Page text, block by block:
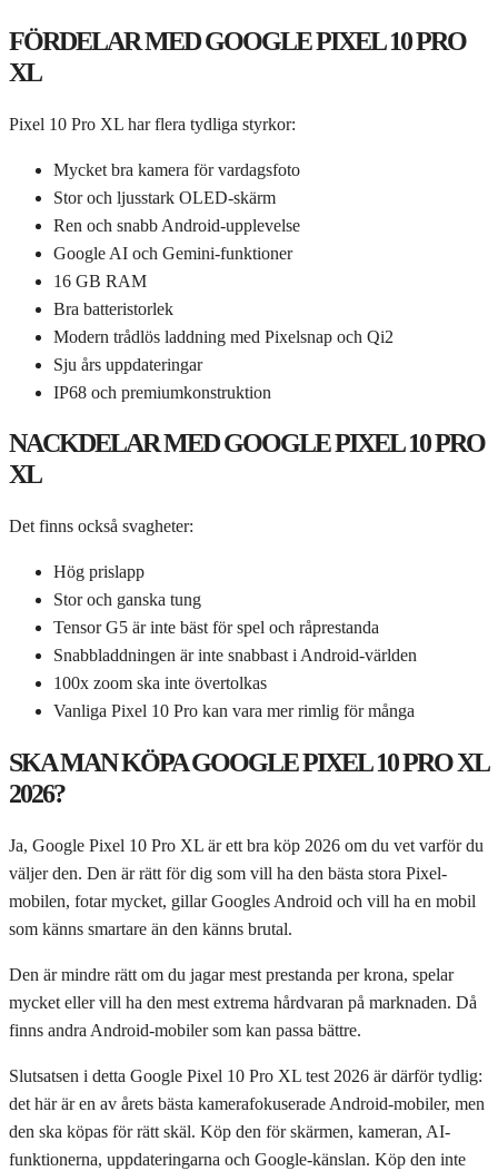
FÖRDELAR MED GOOGLE PIXEL 10 PRO
XL
Pixel 10 Pro XL har flera tydliga styrkor:
Mycket bra kamera för vardagsfoto
Stor och ljusstark OLED-skärm
Ren och snabb Android-upplevelse
Google AI och Gemini-funktioner
16 GB RAM
Bra batteristorlek
Modern trådlös laddning med Pixelsnap och Qi2
Sju års uppdateringar
IP68 och premiumkonstruktion
NACKDELAR MED GOOGLE PIXEL 10 PRO
XL
Det finns också svagheter:
Hög prislapp
Stor och ganska tung
Tensor G5 är inte bäst för spel och råprestanda
Snabbladdningen är inte snabbast i Android-världen
100x zoom ska inte övertolkas
Vanliga Pixel 10 Pro kan vara mer rimlig för många
SKA MAN KÖPA GOOGLE PIXEL 10 PRO XL
2026?
Ja, Google Pixel 10 Pro XL är ett bra köp 2026 om du vet varför du
väljer den. Den är rätt för dig som vill ha den bästa stora Pixel-
mobilen, fotar mycket, gillar Googles Android och vill ha en mobil
som känns smartare än den känns brutal.
Den är mindre rätt om du jagar mest prestanda per krona, spelar
mycket eller vill ha den mest extrema hårdvaran på marknaden. Då
finns andra Android-mobiler som kan passa bättre.
Slutsatsen i detta Google Pixel 10 Pro XL test 2026 är därför tydlig:
det här är en av årets bästa kamerafokuserade Android-mobiler, men
den ska köpas för rätt skäl. Köp den för skärmen, kameran, AI-
funktionerna, uppdateringarna och Google-känslan. Köp den inte